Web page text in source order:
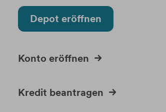
Depot eröffnen
Konto eröffnen
Kredit beantragen